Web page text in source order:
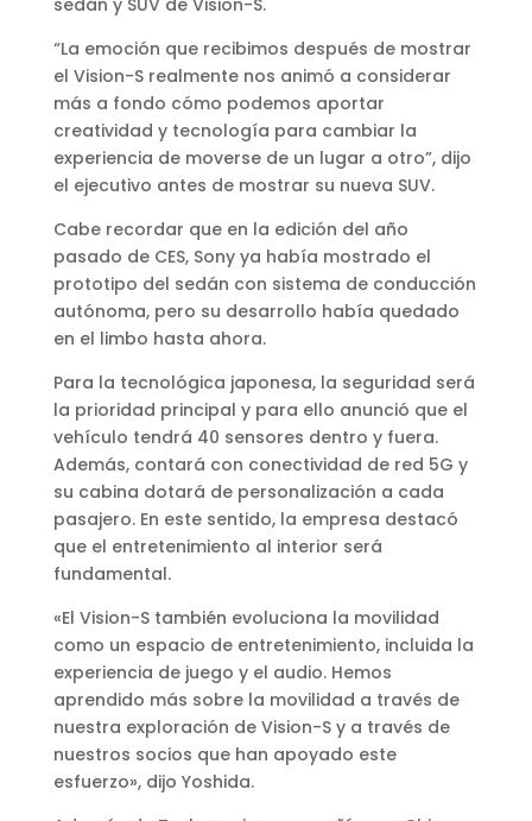
“La emoción que recibimos después de mostrar
el Vision-S realmente nos animó a considerar
más a fondo cómo podemos aportar
creatividad y tecnología para cambiar la
experiencia de moverse de un lugar a otro”, dijo
el ejecutivo antes de mostrar su nueva SUV.
Cabe recordar que en la edición del año
pasado de CES, Sony ya había mostrado el
prototipo del sedán con sistema de conducción
autónoma, pero su desarrollo había quedado
en el limbo hasta ahora.
Para la tecnológica japonesa, la seguridad será
la prioridad principal y para ello anunció que el
vehículo tendrá 40 sensores dentro y fuera.
Además, contará con conectividad de red 5G y
su cabina dotará de personalización a cada
pasajero. En este sentido, la empresa destacó
que el entretenimiento al interior será
fundamental.
«El Vision-S también evoluciona la movilidad
como un espacio de entretenimiento, incluida la
experiencia de juego y el audio. Hemos
aprendido más sobre la movilidad a través de
nuestra exploración de Vision-S y a través de
nuestros socios que han apoyado este
esfuerzo», dijo Yoshida.